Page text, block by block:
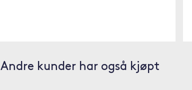
Andre kunder har også kjøpt